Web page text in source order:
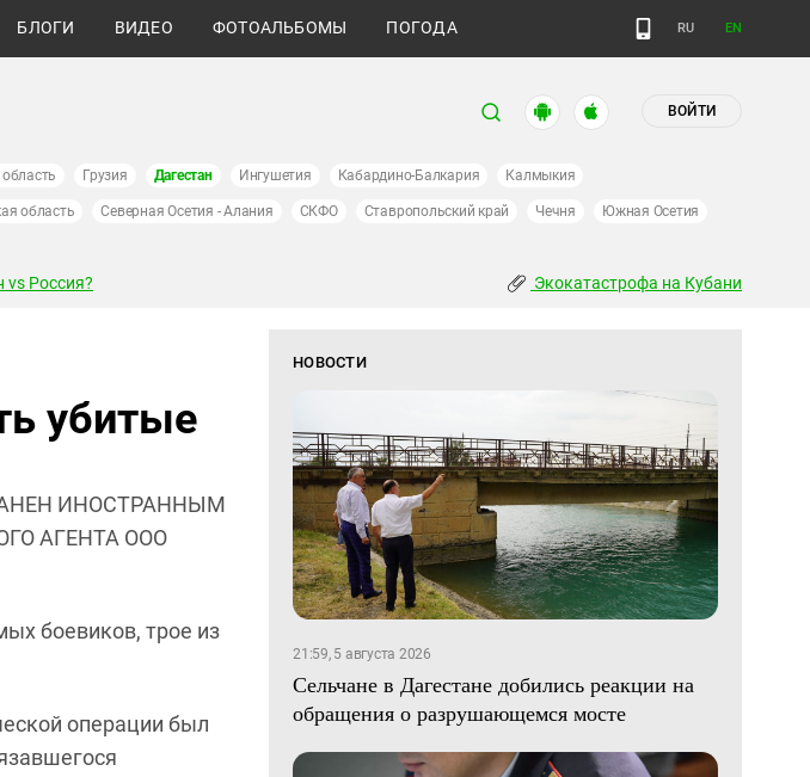
БЛОГИ ВИДЕО ФОТОАЛЬБОМЫ ПОГОДА RU EN
ВОЙТИ
Грузия Дагестан Ингушетия Кабардино-Балкария Калмыкия
область Северная Осетия - Алания СКФО Ставропольский край Чечня Южная Осетия
Россия? Экокатастрофа на Кубани
убитые
ИНОСТРАННЫМ
АГЕНТА ООО
боевиков, трое из
операции был
НОВОСТИ
21:59, 5 августа 2026
Сельчане в Дагестане добились реакции на
обращения о разрушающемся мосте